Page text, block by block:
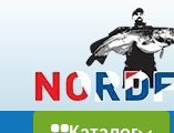
Перейти к основному